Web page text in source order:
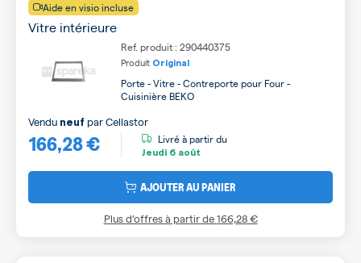
Aide en visio incluse
Vitre intérieure
Ref. produit : 290440375
Produit Original
Porte - Vitre - Contreporte pour Four -
Cuisinière BEKO
166,28 €
Vendu neuf parCellastor
Livré à partir du
Jeudi 6 août
AJOUTER AU PANIER
Plus d’offres à partir de166,28 €